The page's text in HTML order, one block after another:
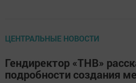
ЦЕНТРАЛЬНЫЕ НОВОСТИ
Гендиректор «ТНВ»
подробности создания